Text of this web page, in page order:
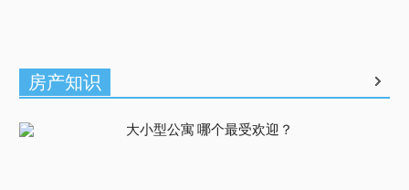
房产知识
大小型公寓 哪个最受欢迎？